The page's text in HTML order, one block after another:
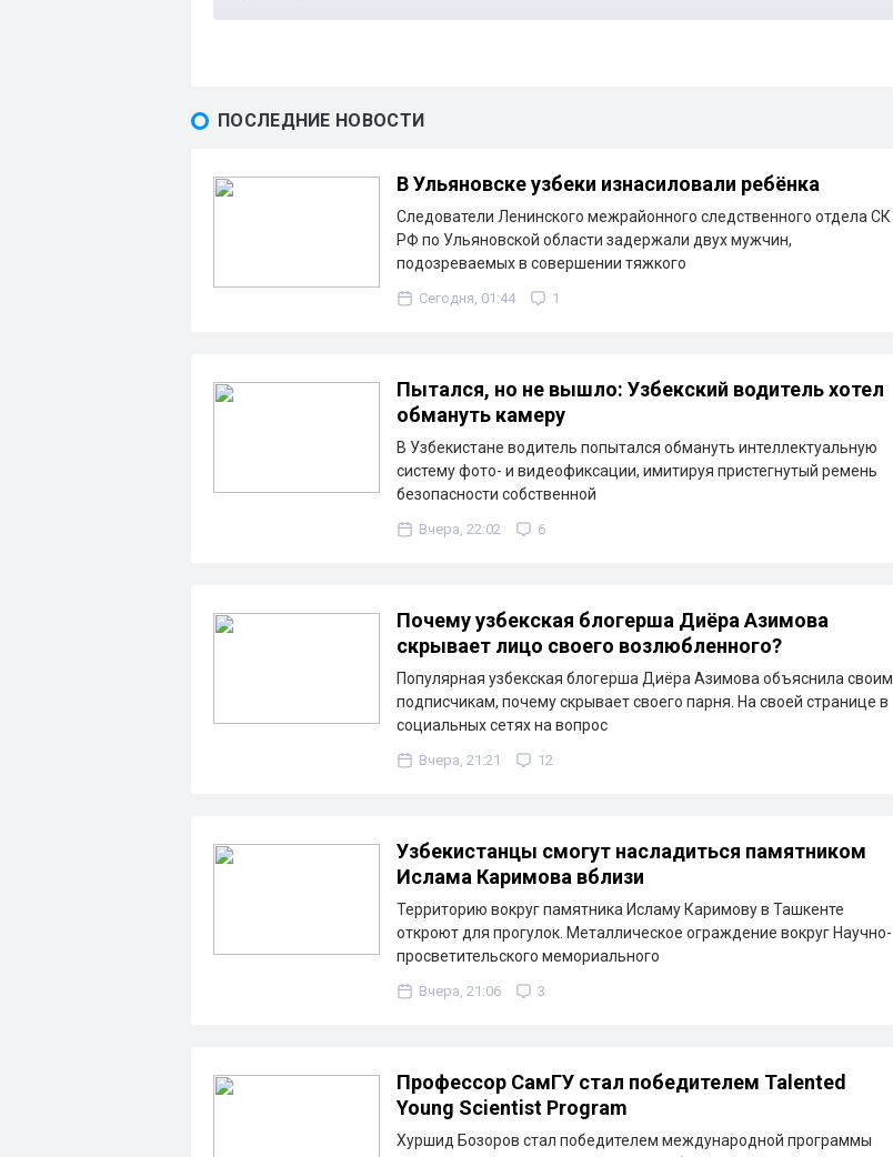
ПОСЛЕДНИЕ НОВОСТИ
В Ульяновске узбеки изнасиловали ребёнка
Следователи Ленинского межрайонного следственного отдела СК
РФ по Ульяновской области задержали двух мужчин,
подозреваемых в совершении тяжкого
Сегодня, 01:44 1
Пытался, но не вышло: Узбекский водитель хотел
обмануть камеру
В Узбекистане водитель попытался обмануть интеллектуальную
систему фото- и видеофиксации, имитируя пристегнутый ремень
безопасности собственной
Вчера, 22:02 6
Почему узбекская блогерша Диёра Азимова
скрывает лицо своего возлюбленного?
Популярная узбекская блогерша Диёра Азимова объяснила своим
подписчикам, почему скрывает своего парня. На своей странице в
социальных сетях на вопрос
Вчера, 21:21 12
Узбекистанцы смогут насладиться памятником
Ислама Каримова вблизи
Территорию вокруг памятника Исламу Каримову в Ташкенте
откроют для прогулок. Металлическое ограждение вокруг Научно-
просветительского мемориального
Вчера, 21:06 3
Профессор СамГУ стал победителем Talented
Young Scientist Program
Хуршид Бозоров стал победителем международной программы